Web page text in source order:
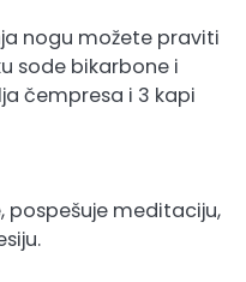
nogu možete praviti
sode bikarbone i
čempresa i 3 kapi
pospešuje meditaciju,